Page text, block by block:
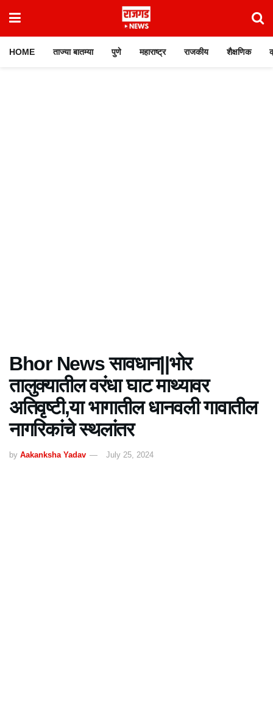
HOME ताज्या बातम्या पुणे महाराष्ट्र राजकीय शैक्षणिक
Bhor News सावधान||भोर
तालुक्यातील वरंधा घाट माथ्यावर
अतिवृष्टी,या भागातील धानवली गावातील
नागरिकांचे स्थलांतर
by Aakanksha Yadav July 25, 2024